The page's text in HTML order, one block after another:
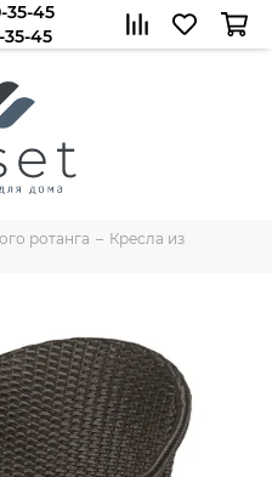
35-45
35-45
ротанга
Кресла из